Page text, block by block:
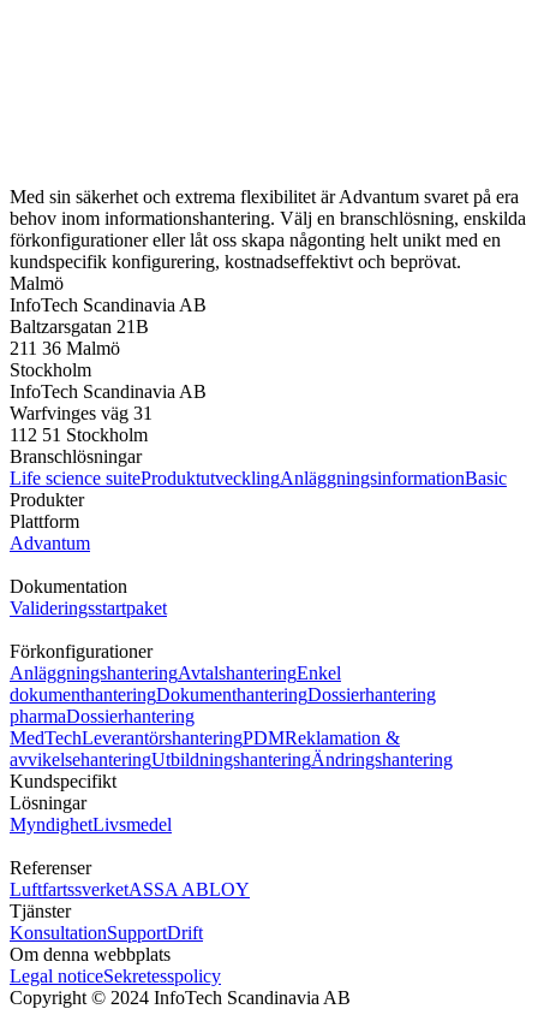
Med sin säkerhet och extrema flexibilitet är Advantum svaret på era
behov inom informationshantering. Välj en branschlösning, enskilda
förkonfigurationer eller låt oss skapa någonting helt unikt med en
kundspecifik konfigurering, kostnadseffektivt och beprövat.
Malmö
InfoTech Scandinavia AB
Baltzarsgatan 21B
211 36 Malmö
Stockholm
InfoTech Scandinavia AB
Warfvinges väg 31
112 51 Stockholm
Branschlösningar
Life science suiteProduktutvecklingAnläggningsinformationBasic
Produkter
Plattform
Advantum
Dokumentation
Valideringsstartpaket
Förkonfigurationer
AnläggningshanteringAvtalshanteringEnkel
dokumenthanteringDokumenthanteringDossierhantering
pharmaDossierhantering
MedTechLeverantörshanteringPDMReklamation &
avvikelsehanteringUtbildningshanteringÄndringshantering
Kundspecifikt
Lösningar
MyndighetLivsmedel
Referenser
LuftfartssverketASSA ABLOY
Tjänster
KonsultationSupportDrift
Om denna webbplats
Legal noticeSekretesspolicy
Copyright © 2024 InfoTech Scandinavia AB